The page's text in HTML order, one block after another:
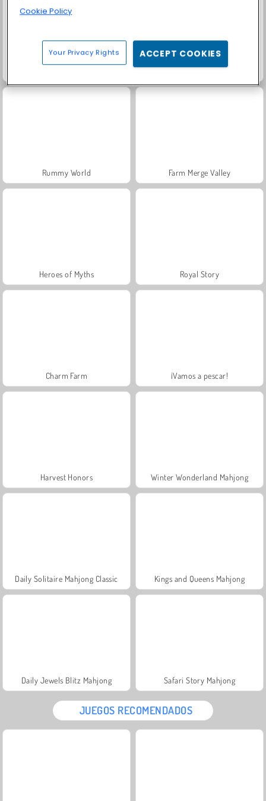
Masha and the Bear: Meadows
Rummy World Farm Merge Valley
Heroes of Myths Royal Story
Charm Farm ¡Vamos a pescar!
Harvest Honors Winter Wonderland Mahjong
Daily Solitaire Mahjong Classic Kings and Queens Mahjong
Daily Jewels Blitz Mahjong Safari Story Mahjong
JUEGOS RECOMENDADOS
Cookie Policy
Your Privacy Rights ACCEPT COOKIES